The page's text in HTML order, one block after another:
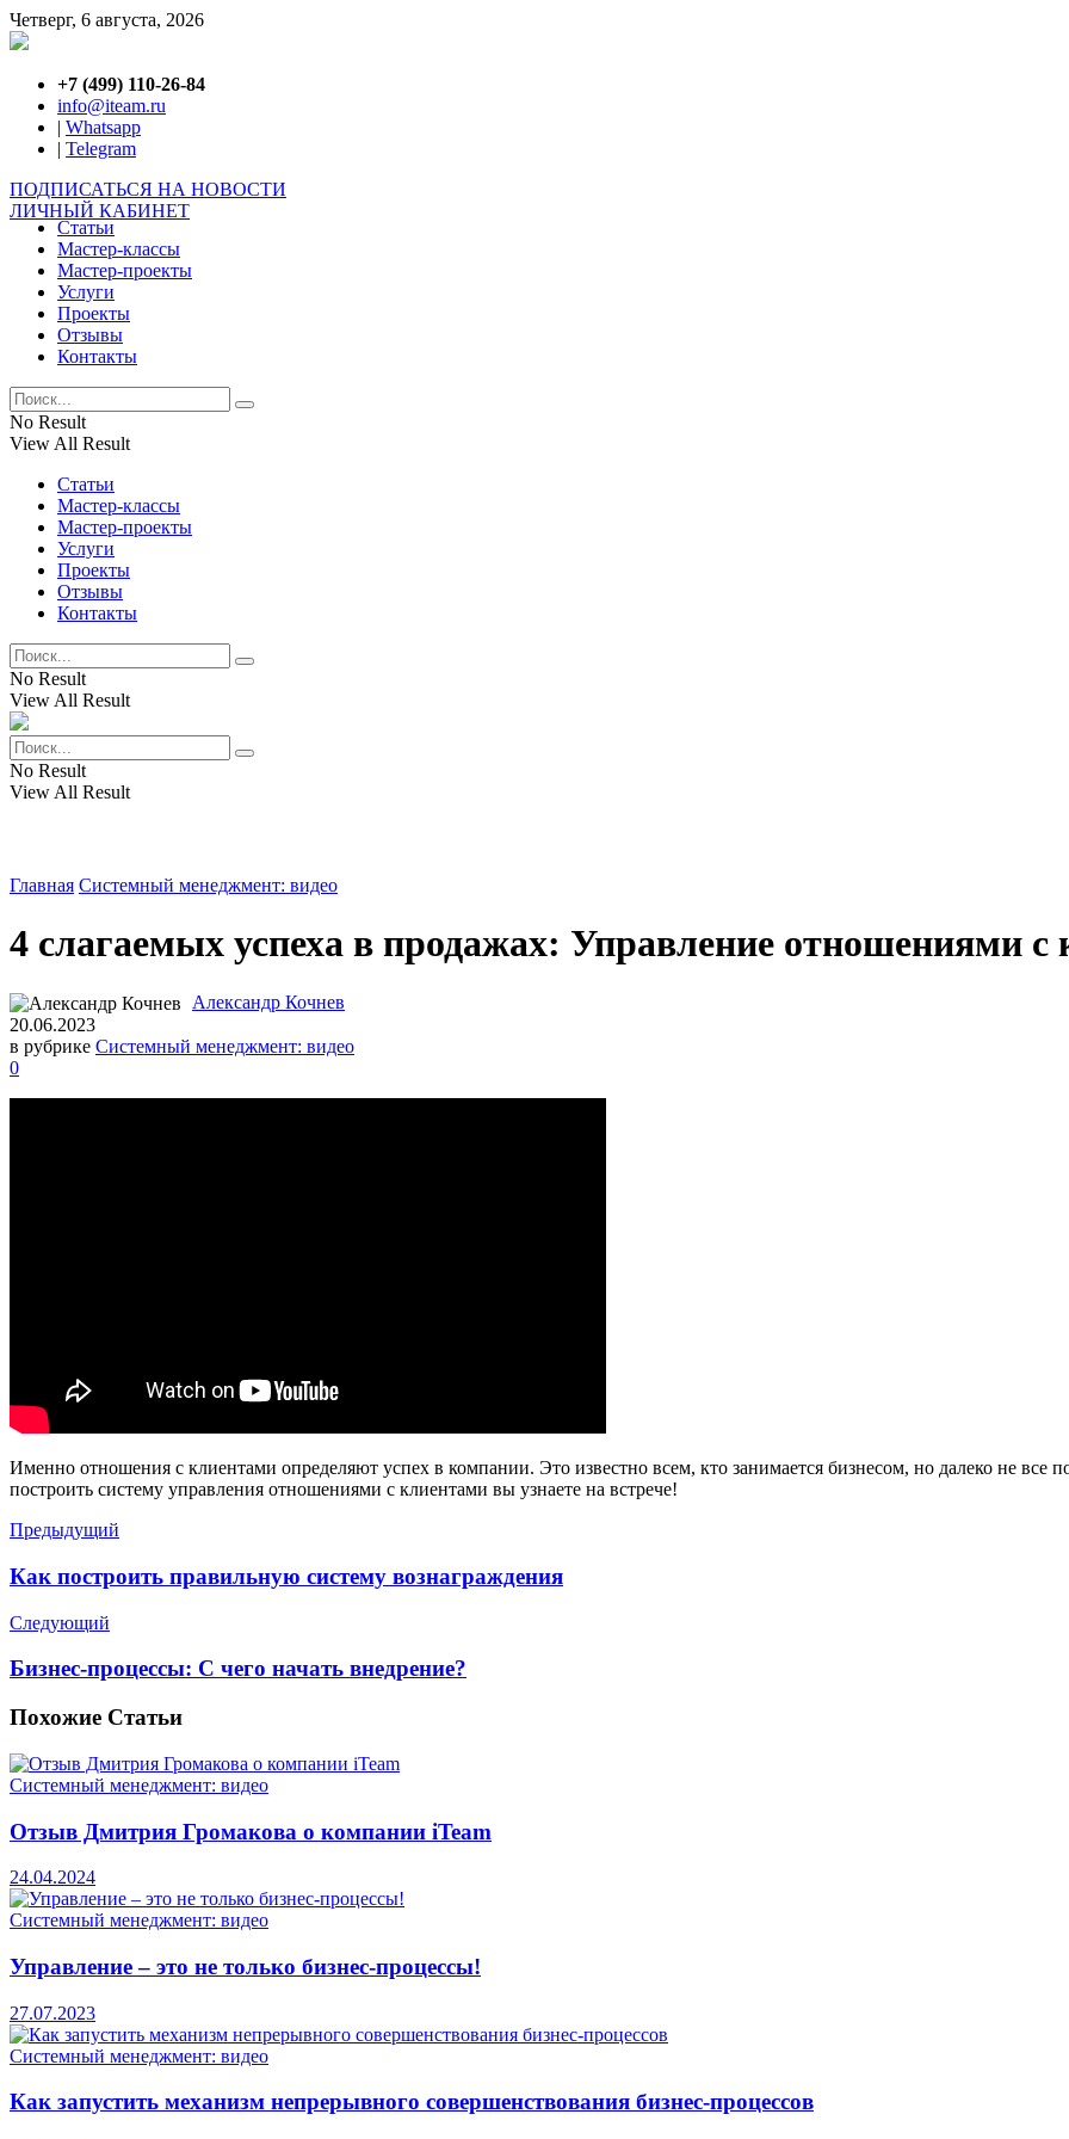
Четверг, 6 августа, 2026
+7 (499) 110-26-84
info@iteam.ru
| Whatsapp
| Telegram
ПОДПИСАТЬСЯ НА НОВОСТИ
ЛИЧНЫЙ КАБИНЕТ
Статьи
Мастер-классы
Мастер-проекты
Услуги
Проекты
Отзывы
Контакты
No Result
View All Result
Статьи
Мастер-классы
Мастер-проекты
Услуги
Проекты
Отзывы
Контакты
No Result
View All Result
No Result
View All Result
Главная Системный менеджмент: видео
4 слагаемых успеха в продажах: Управление отношениями с
Александр Кочнев
20.06.2023
в рубрике Системный менеджмент: видео
0
Именно отношения с клиентами определяют успех в компании. Это известно всем, кто занимается бизнесом, но далеко не
построить систему управления отношениями с клиентами вы узнаете на встрече!
Предыдущий
Как построить правильную систему вознаграждения
Следующий
Бизнес-процессы: С чего начать внедрение?
Похожие Статьи
Системный менеджмент: видео
Отзыв Дмитрия Громакова о компании iTeam
24.04.2024
Системный менеджмент: видео
Управление – это не только бизнес-процессы!
27.07.2023
Системный менеджмент: видео
Как запустить механизм непрерывного совершенствования бизнес-процессов